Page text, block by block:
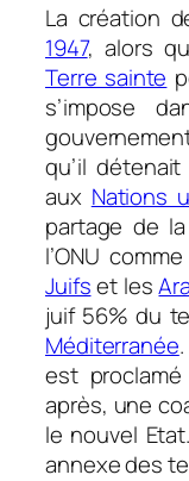
La création
1947, alors
Terre sainte
s’impose
qu’il
aux Nations
partage de
l’ONU
Juifset les
juif 56% du
Méditerranée
est
après, une
le nouvel
annexe des